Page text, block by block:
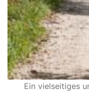
Ein vielseitiges